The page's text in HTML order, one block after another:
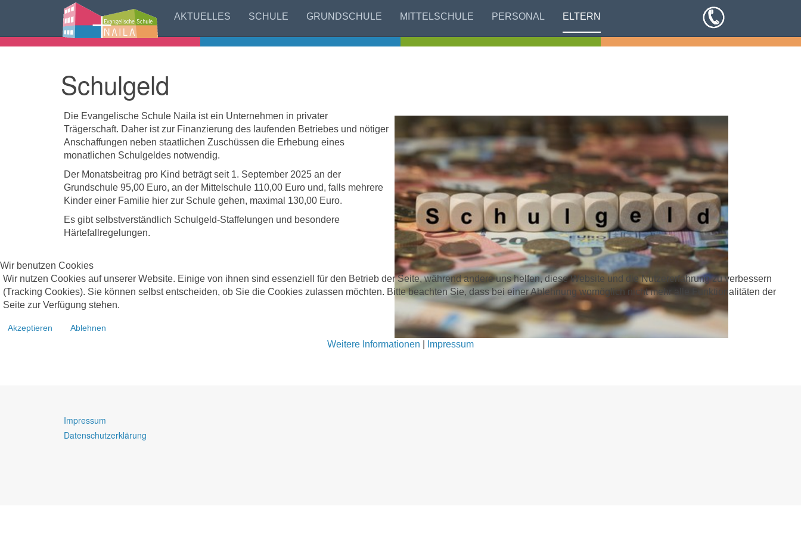
AKTUELLES SCHULE GRUNDSCHULE MITTELSCHULE PERSONAL ELTERN
Schulgeld
Die Evangelische Schule Naila ist ein Unternehmen in privater
Trägerschaft. Daher ist zur Finanzierung des laufenden Betriebes und nötiger
Anschaffungen neben staatlichen Zuschüssen die Erhebung eines
monatlichen Schulgeldes notwendig.
Der Monatsbeitrag pro Kind beträgt seit 1. September 2025 an der
Grundschule 95,00 Euro, an der Mittelschule 110,00 Euro und, falls mehrere
Kinder einer Familie hier zur Schule gehen, maximal 130,00 Euro.
Es gibt selbstverständlich Schulgeld-Staffelungen und besondere
Härtefallregelungen.
Impressum
Datenschutzerklärung
Wir benutzen Cookies
Wir nutzen Cookies auf unserer Website. Einige von ihnen sind essenziell für den Betrieb der Seite, während andere uns helfen, diese Website und die Nutzererfahrung zu verbessern
(Tracking Cookies). Sie können selbst entscheiden, ob Sie die Cookies zulassen möchten. Bitte beachten Sie, dass bei einer Ablehnung womöglich nicht mehr alle Funktionalitäten der
Seite zur Verfügung stehen.
Akzeptieren Ablehnen
Weitere Informationen Impressum